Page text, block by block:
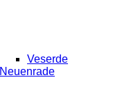
Veserde
Neuenrade